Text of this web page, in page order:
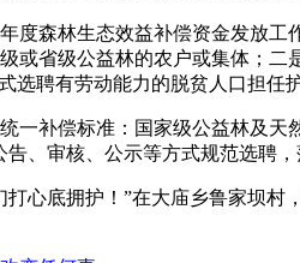
度森林生态效益补偿资金发放
或省级公益林的农户或集体；
选聘有劳动能力的脱贫人口担任
一补偿标准：国家级公益林及
、审核、公示等方式规范选聘，
心底拥护！”在大庙乡鲁家坝村